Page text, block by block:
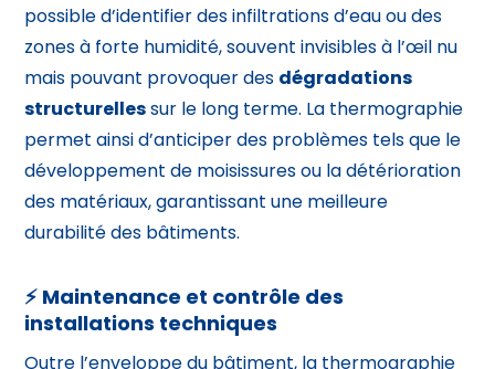
possible d’identifier des infiltrations d’eau ou des
zones à forte humidité, souvent invisibles à l’œil nu
mais pouvant provoquer des dégradations
structurellessur le long terme. La thermographie
permet ainsi d’anticiper des problèmes tels que le
développement de moisissures ou la détérioration
des matériaux, garantissant une meilleure
durabilité des bâtiments.
⚡ Maintenance et contrôle des
installations techniques
Outre l’enveloppe du bâtiment, la thermographie